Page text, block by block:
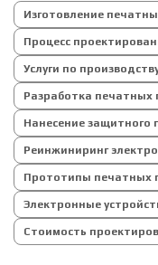
Изготовление
Процесс
Услуги по
Разработка печатных
Нанесение защитного
Реинжиниринг
Прототипы печатных
Электронные
Стоимость